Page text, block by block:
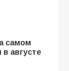
самом
августе